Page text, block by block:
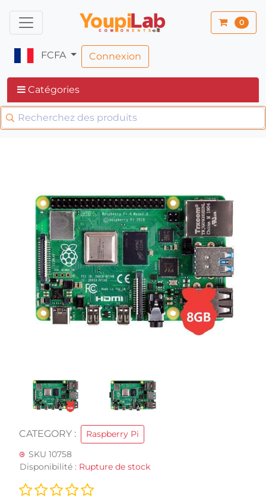
0
FCFA Connexion
Catégories
CATEGORY :
Raspberry Pi
SKU 10758
Disponibilité : Rupture de stock